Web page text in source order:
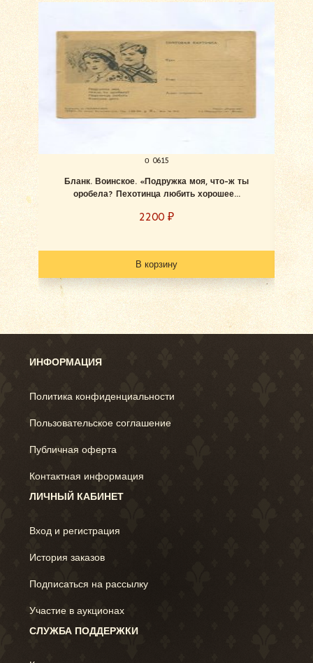
о 0615
Бланк. Воинское. «Подружка моя, что-ж ты
оробела? Пехотинца любить хорошее...
2200 ₽
В корзину
ИНФОРМАЦИЯ
Политика конфиденциальности
Пользовательское соглашение
Публичная оферта
Контактная информация
ЛИЧНЫЙ КАБИНЕТ
Вход и регистрация
История заказов
Подписаться на рассылку
Участие в аукционах
СЛУЖБА ПОДДЕРЖКИ